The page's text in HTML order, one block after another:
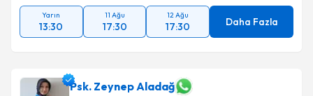
Yarın
13:30
11 Ağu
17:30
12 Ağu
17:30 Daha Fazla
Psk. Zeynep Aladağ